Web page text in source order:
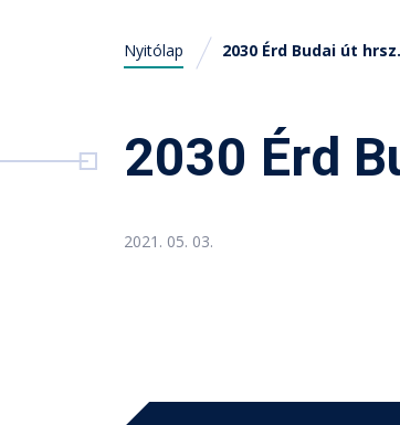
Autómosó kereső
Nyitólap 2030 Érd Budai út
2030 Érd
2021. 05. 03.